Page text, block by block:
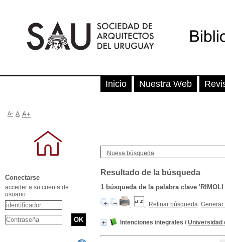
Nueva búsqueda
Resultado de la búsqueda
1 búsqueda de la palabra clave
Refinar búsqueda Generar
Intenciones integrales / Universidad
Inicio Nuestra Web
A- A A+
Conectarse
acceder a su cuenta de
usuario